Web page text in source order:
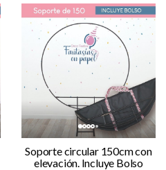
Soporte circular 150cm con
elevación. Incluye Bolso